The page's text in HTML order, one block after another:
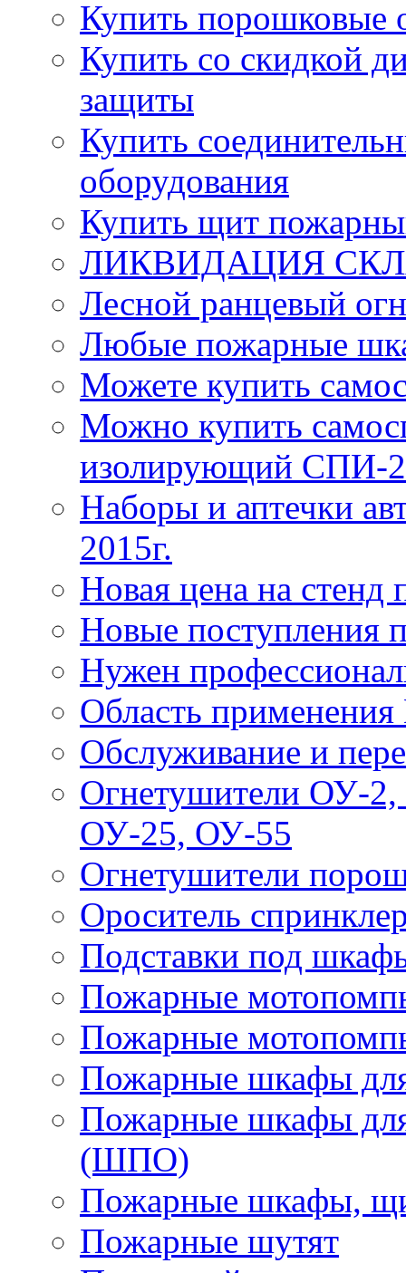
Купить порошковые
Купить со скидкой
защиты
Купить
оборудования
Купить щит
ЛИКВИДАЦИЯ
Лесной ранцевый
Любые пожарные
Можете купить
Можно купить
изолирующий СПИ-
Наборы и аптечки
2015г.
Новая цена на
Новые поступления
Нужен
Область
Обслуживание и
Огнетушители ОУ-
ОУ-25, ОУ-55
Огнетушители
Ороситель
Подставки под
Пожарные
Пожарные
Пожарные шкафы
Пожарные шкафы
(ШПО)
Пожарные шкафы,
Пожарные шутят